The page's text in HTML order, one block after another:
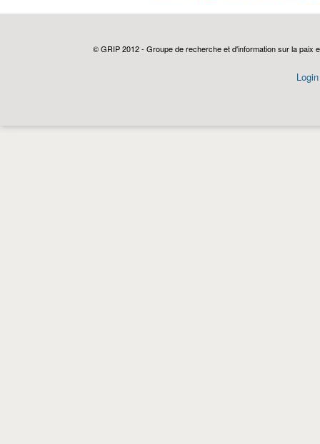
© GRIP 2012 - Groupe de recherche et d'information sur la paix
Login